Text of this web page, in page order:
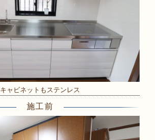
キャビネットもステンレス
施工前